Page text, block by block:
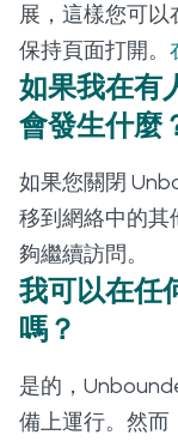
展，這樣您可
保持頁面打開。
如果我在有
會發生什麼
如果您關閉
移到網絡中的其
夠繼續訪問。
我可以在任
嗎？
是的，
備上運行。然而